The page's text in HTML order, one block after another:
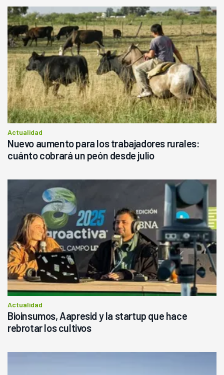
Actualidad
Nuevo aumento para los trabajadores rurales:
cuánto cobrará un peón desde julio
Actualidad
Bioinsumos, Aapresid y la startup que hace
rebrotar los cultivos